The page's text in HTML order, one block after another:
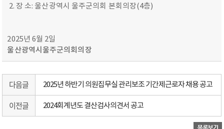
2. 장 소: 울산광역시 울주군의회 본회의장(4층)
2025년 6월 2일
울산광역시울주군의회의장
다음글 2025년 하반기 의원집무실 관리보조 기간제근로자 채용 공고
이전글 2024회계년도 결산검사의견서 공고